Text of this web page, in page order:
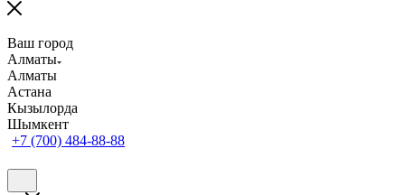
Ваш город
Алматы
Алматы
Астана
Кызылорда
Шымкент
+7 (700) 484-88-88